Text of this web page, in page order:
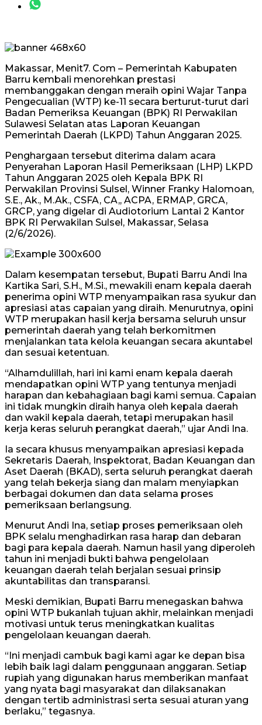
Makassar, Menit7. Com – Pemerintah Kabupaten
Barru kembali menorehkan prestasi
membanggakan dengan meraih opini Wajar Tanpa
Pengecualian (WTP) ke-11 secara berturut-turut dari
Badan Pemeriksa Keuangan (BPK) RI Perwakilan
Sulawesi Selatan atas Laporan Keuangan
Pemerintah Daerah (LKPD) Tahun Anggaran 2025.
Penghargaan tersebut diterima dalam acara
Penyerahan Laporan Hasil Pemeriksaan (LHP) LKPD
Tahun Anggaran 2025 oleh Kepala BPK RI
Perwakilan Provinsi Sulsel, Winner Franky Halomoan,
S.E., Ak., M.Ak., CSFA, CA,, ACPA, ERMAP, GRCA,
GRCP, yang digelar di Audiotorium Lantai 2 Kantor
BPK RI Perwakilan Sulsel, Makassar, Selasa
(2/6/2026).
Dalam kesempatan tersebut, Bupati Barru Andi Ina
Kartika Sari, S.H., M.Si., mewakili enam kepala daerah
penerima opini WTP menyampaikan rasa syukur dan
apresiasi atas capaian yang diraih. Menurutnya, opini
WTP merupakan hasil kerja bersama seluruh unsur
pemerintah daerah yang telah berkomitmen
menjalankan tata kelola keuangan secara akuntabel
dan sesuai ketentuan.
“Alhamdulillah, hari ini kami enam kepala daerah
mendapatkan opini WTP yang tentunya menjadi
harapan dan kebahagiaan bagi kami semua. Capaian
ini tidak mungkin diraih hanya oleh kepala daerah
dan wakil kepala daerah, tetapi merupakan hasil
kerja keras seluruh perangkat daerah,” ujar Andi Ina.
Ia secara khusus menyampaikan apresiasi kepada
Sekretaris Daerah, Inspektorat, Badan Keuangan dan
Aset Daerah (BKAD), serta seluruh perangkat daerah
yang telah bekerja siang dan malam menyiapkan
berbagai dokumen dan data selama proses
pemeriksaan berlangsung.
Menurut Andi Ina, setiap proses pemeriksaan oleh
BPK selalu menghadirkan rasa harap dan debaran
bagi para kepala daerah. Namun hasil yang diperoleh
tahun ini menjadi bukti bahwa pengelolaan
keuangan daerah telah berjalan sesuai prinsip
akuntabilitas dan transparansi.
Meski demikian, Bupati Barru menegaskan bahwa
opini WTP bukanlah tujuan akhir, melainkan menjadi
motivasi untuk terus meningkatkan kualitas
pengelolaan keuangan daerah.
“Ini menjadi cambuk bagi kami agar ke depan bisa
lebih baik lagi dalam penggunaan anggaran. Setiap
rupiah yang digunakan harus memberikan manfaat
yang nyata bagi masyarakat dan dilaksanakan
dengan tertib administrasi serta sesuai aturan yang
berlaku,” tegasnya.